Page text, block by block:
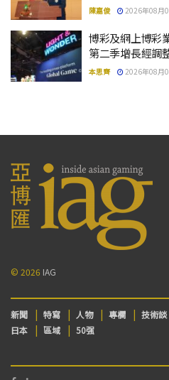
陳嘉俊 2026年08月
博彩及網上博彩
第二季增長經調
本思齊 2026年08月
© 2026 IAG
新聞 特寫 人物 專欄 技術談
日本
區域 50强